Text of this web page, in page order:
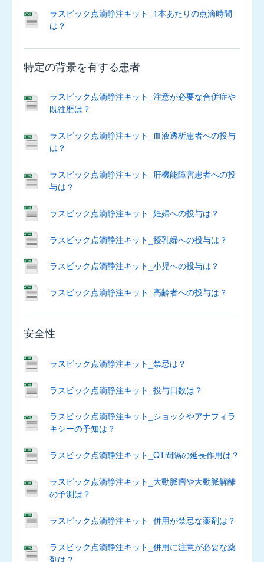
ト
ス
OD
0.1mg
ク
リ
400μg
ジ
ヌ
エ
ア
カ
行
プ
ス
錠
5mg、
錠
10mg、
OD
10mg
キ
プ
ス
チ
ア
ラスビック点滴静注キット_1本あたりの点滴時間
は？
特定の背景を有する患者
ラスビック点滴静注キット_注意が必要な合併症や
既往歴は？
ラスビック点滴静注キット_血液透析患者への投与
は？
ラスビック点滴静注キット_肝機能障害患者への投
与は？
ラスビック点滴静注キット_妊婦への投与は？
ラスビック点滴静注キット_授乳婦への投与は？
ラスビック点滴静注キット_小児への投与は？
ラスビック点滴静注キット_高齢者への投与は？
安全性
ラスビック点滴静注キット_禁忌は？
ラスビック点滴静注キット_投与日数は？
ラスビック点滴静注キット_ショックやアナフィラ
キシーの予知は？
ラスビック点滴静注キット_QT間隔の延長作用は？
ラスビック点滴静注キット_大動脈瘤や大動脈解離
の予測は？
ラスビック点滴静注キット_併用が禁忌な薬剤は？
ラスビック点滴静注キット_併用に注意が必要な薬
剤は？